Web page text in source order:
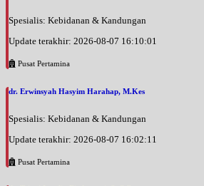
Spesialis: Kebidanan & Kandungan
Update terakhir: 2026-08-07 16:10:01
Pusat Pertamina
dr. Erwinsyah Hasyim Harahap, M.Kes
Spesialis: Kebidanan & Kandungan
Update terakhir: 2026-08-07 16:02:11
Pusat Pertamina